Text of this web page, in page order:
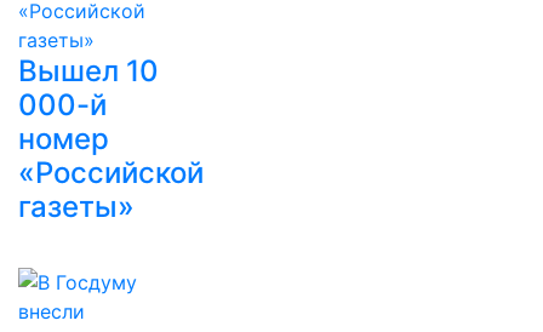
Вышел 10
000-й
номер
«Российской
газеты»